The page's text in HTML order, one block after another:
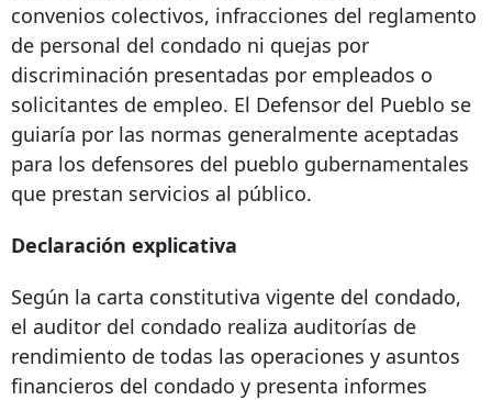
convenios colectivos, infracciones del reglamento
de personal del condado ni quejas por
discriminación presentadas por empleados o
solicitantes de empleo. El Defensor del Pueblo se
guiaría por las normas generalmente aceptadas
para los defensores del pueblo gubernamentales
que prestan servicios al público.
Declaración explicativa
Según la carta constitutiva vigente del condado,
el auditor del condado realiza auditorías de
rendimiento de todas las operaciones y asuntos
financieros del condado y presenta informes